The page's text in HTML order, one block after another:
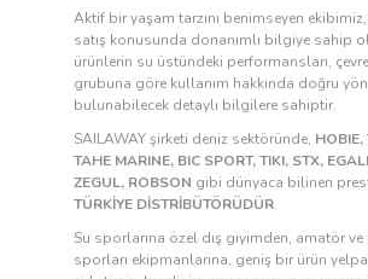
Aktif bir yaşam tarzını benimseyen
satış konusunda donanımlı bilgiye sahip
ürünlerin su üstündeki performansları,
grubuna göre kullanım hakkında doğru
bulunabilecek detaylı bilgilere sahiptir.
SAILAWAY şirketi deniz sektöründe, HOBIE,
TAHE MARINE, BIC SPORT, TIKI, STX,
ZEGUL, ROBSON gibi dünyaca bilinen
TÜRKİYE DİSTRİBÜTÖRÜDÜR.
Su sporlarına özel dış giyimden, amatör
sporları ekipmanlarına, geniş bir ürün